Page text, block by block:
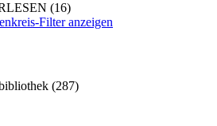
(16)
Filter anzeigen
(287)